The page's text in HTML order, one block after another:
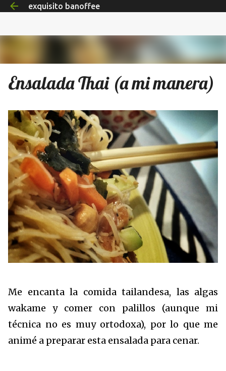
Ir al contenido principal
exquisito banoffee
Ensalada Thai (a mi manera)
Me encanta la comida tailandesa, las algas
wakame y comer con palillos (aunque mi
técnica no es muy ortodoxa), por lo que me
animé a preparar esta ensalada para cenar.